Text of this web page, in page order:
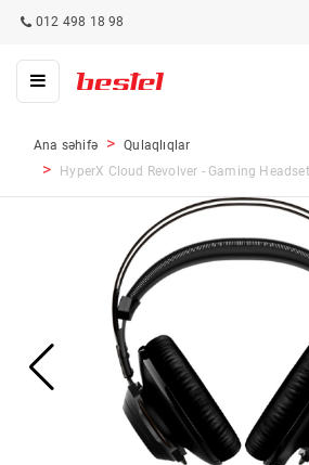
012 498 18 98
Ana səhifə
Qulaqlıqlar
HyperX Cloud Revolver - Gaming